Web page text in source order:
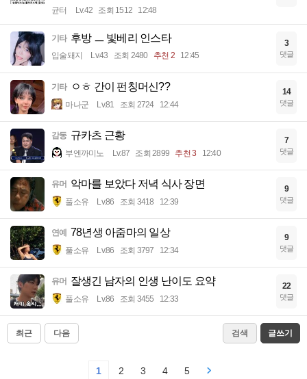
균터 Lv.42 조회 1512 12:48
기타 후방 ㅡ 빛베리 인스타
입술돼지 Lv.43 조회 2480 추천 2 12:45
3
댓글
기타 ㅇㅎ 간이 펀칭머신??
마나군 Lv.81 조회 2724 12:44
14
댓글
감동 규카츠 근황
부엔까미노 Lv.87 조회 2899 추천 3 12:40
7
댓글
유머 악마를 보았다 저녁 식사 장면
풀소유 Lv.86 조회 3418 12:39
9
댓글
연예 78년생 아줌마의 일상
풀소유 Lv.86 조회 3797 12:34
9
댓글
유머 잘생긴 남자의 인생 난이도 요약
풀소유 Lv.86 조회 3455 12:33
22
댓글
최근 다음 검색 글쓰기
1 2 3 4 5